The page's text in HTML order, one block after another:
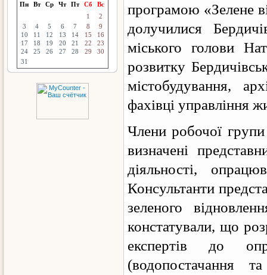
Пн
Вт Ср Чт Пт Сб
Вс
1
2
3
4 5 6 7 8
9
10
11 12 13 14 15
16
17
18 19 20 21 22
23
24
25 26 27 28 29
30
31
програмою «Зелене
долучилися
міського голови
розвитку
містобудування,
фахівці управління
Члени робочої
визначені
діяльності,
Консультанти
зеленого
констатували, що
експертів до
(водопостачання